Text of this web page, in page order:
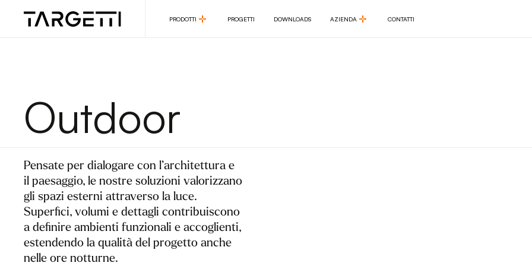
PRODOTTI
PROGETTI
DOWNLOADS
AZIENDA
CONTATTI
Outdoor
Pensate per dialogare con l’architettura e
il paesaggio, le nostre soluzioni valorizzano
gli spazi esterni attraverso la luce.
Superfici, volumi e dettagli contribuiscono
a definire ambienti funzionali e accoglienti,
estendendo la qualità del progetto anche
nelle ore notturne.